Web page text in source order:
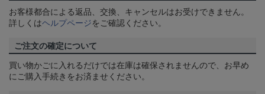
お客様都合による返品、交換、キャンセルはお受けできません。
詳しくはヘルプページをご確認ください。
ご注文の確定について
買い物かごに入れるだけでは在庫は確保されませんので、お早め
にご購入手続きをお済ませください。